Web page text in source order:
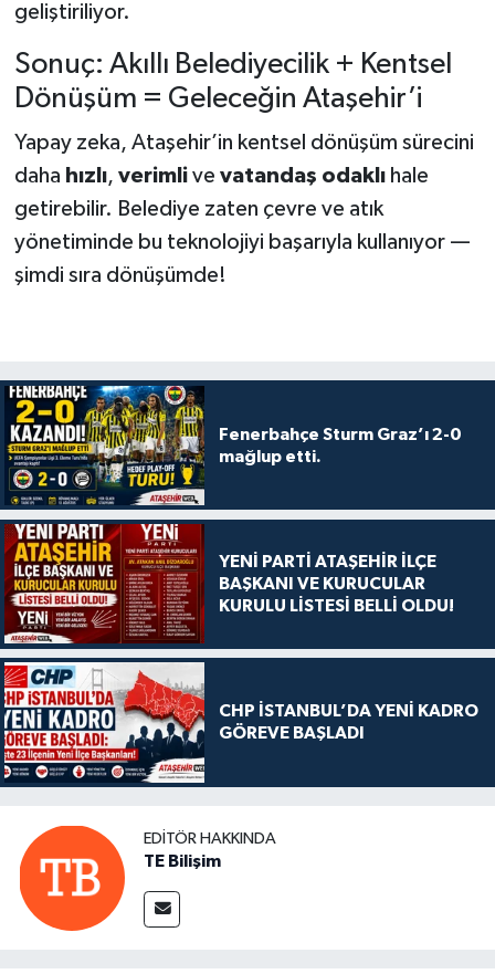
geliştiriliyor.
Sonuç: Akıllı Belediyecilik + Kentsel
Dönüşüm = Geleceğin Ataşehir’i
Yapay zeka, Ataşehir’in kentsel dönüşüm sürecini
daha hızlı, verimlive vatandaş odaklıhale
getirebilir. Belediye zaten çevre ve atık
yönetiminde bu teknolojiyi başarıyla kullanıyor —
şimdi sıra dönüşümde!
Fenerbahçe Sturm Graz’ı 2-0
mağlup etti.
YENİ PARTİ ATAŞEHİR İLÇE
BAŞKANI VE KURUCULAR
KURULU LİSTESİ BELLİ OLDU!
CHP İSTANBUL’DA YENİ KADRO
GÖREVE BAŞLADI
EDITÖR HAKKINDA
TE Bilişim